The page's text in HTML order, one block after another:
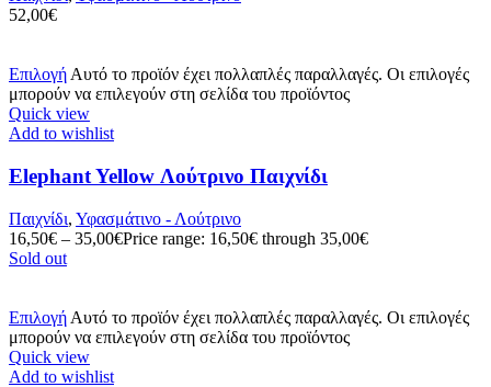
52,00€
Επιλογή Αυτό το προϊόν έχει πολλαπλές παραλλαγές. Οι επιλογές
μπορούν να επιλεγούν στη σελίδα του προϊόντος
Quick view
Add to wishlist
Elephant Yellow Λούτρινο Παιχνίδι
Παιχνίδι, Υφασμάτινο - Λούτρινο
16,50€ – 35,00€Price range: 16,50€ through 35,00€
Sold out
Επιλογή Αυτό το προϊόν έχει πολλαπλές παραλλαγές. Οι επιλογές
μπορούν να επιλεγούν στη σελίδα του προϊόντος
Quick view
Add to wishlist